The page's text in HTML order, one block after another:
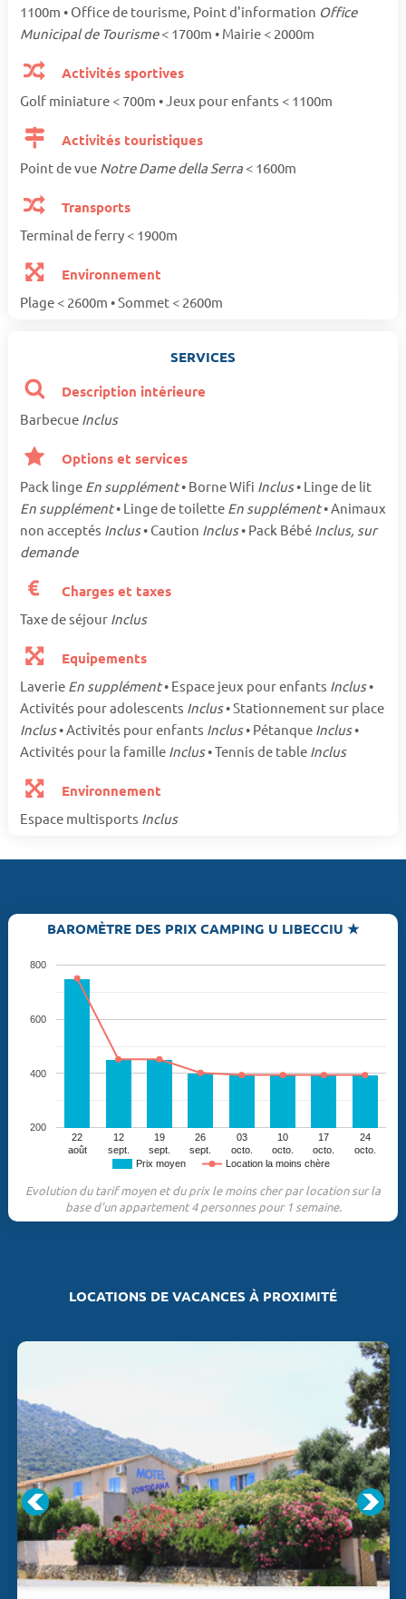
1100m • Office de tourisme, Point d'information Office
Municipal de Tourisme< 1700m • Mairie < 2000m
Activités sportives
Golf miniature < 700m • Jeux pour enfants < 1100m
Activités touristiques
Point de vue Notre Dame della Serra < 1600m
Transports
Terminal de ferry < 1900m
Environnement
Plage < 2600m • Sommet < 2600m
SERVICES
Description intérieure
Barbecue Inclus
Options et services
Pack linge En supplément• Borne Wifi Inclus• Linge de lit
En supplément• Linge de toilette En supplément• Animaux
non acceptés Inclus• Caution Inclus• Pack Bébé Inclus, sur
demande
Charges et taxes
Taxe de séjour Inclus
Equipements
Laverie En supplément• Espace jeux pour enfants Inclus•
Activités pour adolescents Inclus• Stationnement sur place
Inclus• Activités pour enfants Inclus• Pétanque Inclus•
Activités pour la famille Inclus• Tennis de table Inclus
Environnement
Espace multisports Inclus
BAROMÈTRE DES PRIX CAMPING U LIBECCIU ★
Prix moyen Location la moins chère
22
août
12
sept.
19
sept.
26
sept.
03
octo.
10
octo.
17
octo.
24
octo.
200
400
600
800
Evolution du tarif moyen et du prix le moins cher par location sur la
base d'un appartement 4 personnes pour 1 semaine.
LOCATIONS DE VACANCES À PROXIMITÉ